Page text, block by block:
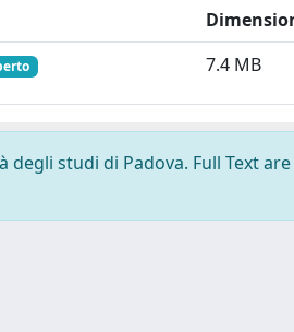
7.4 MB
studi di Padova. Full Text